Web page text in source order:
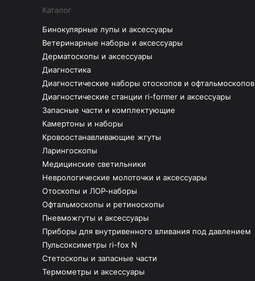
Каталог
Бинокулярные лупы и аксессуары
Ветеринарные наборы и аксессуары
Дерматоскопы и аксессуары
Диагностика
Диагностические наборы отоскопов и офтальмоскопов
Диагностические станции ri-former и аксессуары
Запасные части и комплектующие
Камертоны и наборы
Кровоостанавливающие жгуты
Ларингоскопы
Медицинские светильники
Неврологические молоточки и аксессуары
Отоскопы и ЛОР-наборы
Офтальмоскопы и ретиноскопы
Пневможгуты и аксессуары
Приборы для внутривенного вливания под давлением
Пульсоксиметры ri-fox N
Стетоскопы и запасные части
Термометры и аксессуары